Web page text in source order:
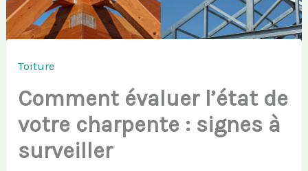
Toiture
Comment évaluer l’état de
votre charpente : signes à
surveiller